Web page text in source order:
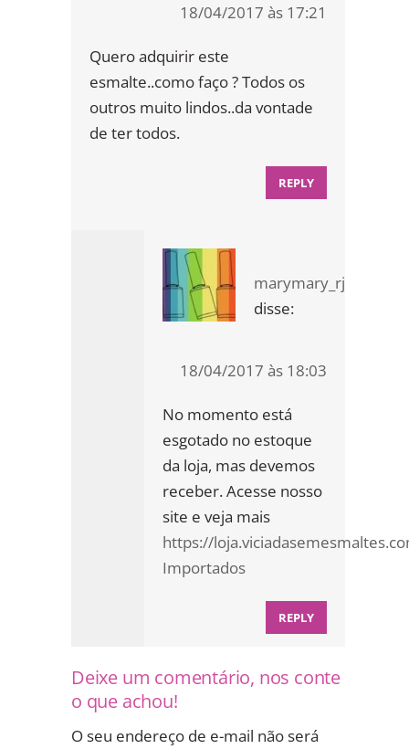
18/04/2017 às 17:21
Quero adquirir este
esmalte..como faço ? Todos os
outros muito lindos..da vontade
de ter todos.
REPLY
marymary_rj
disse:
18/04/2017 às 18:03
No momento está
esgotado no estoque
da loja, mas devemos
receber. Acesse nosso
site e veja mais
https://
Importados
REPLY
Deixe um comentário, nos conte
o que achou!
O seu endereço de e-mail não será